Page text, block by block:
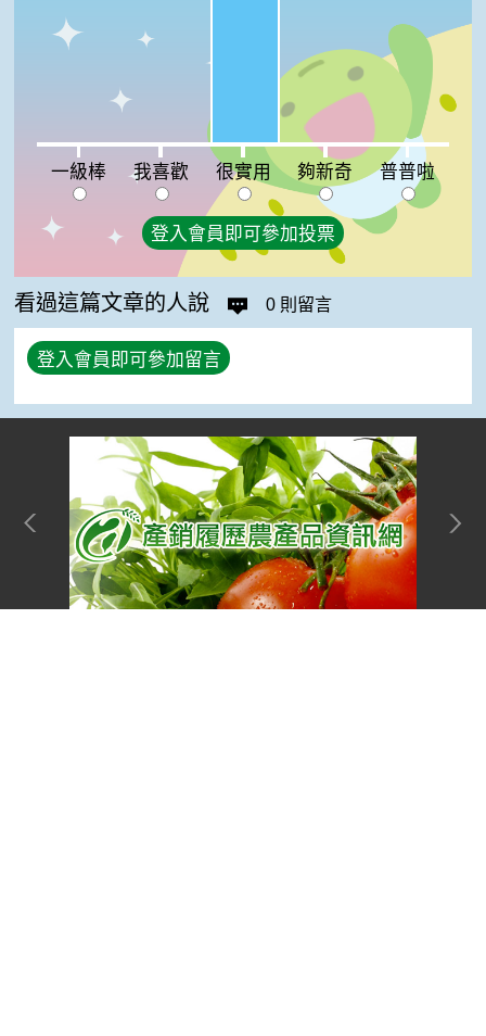
一級棒:0% 我喜歡:0% 夠新奇:0%普普啦:0%
一級棒 我喜歡 很實用 夠新奇 普普啦
登入會員即可參加投票
看過這篇文章的人說 0 則留言
登入會員即可參加留言